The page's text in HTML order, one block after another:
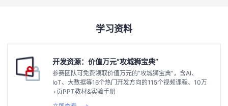
学习资料
开发资源：价值万元“攻城狮宝典”
参赛团队可免费领取价值万元的“攻城狮宝典”，含AI、
IoT、大数据等16个热门开发方向的115个视频课程、10万
+页PPT教材&实验手册